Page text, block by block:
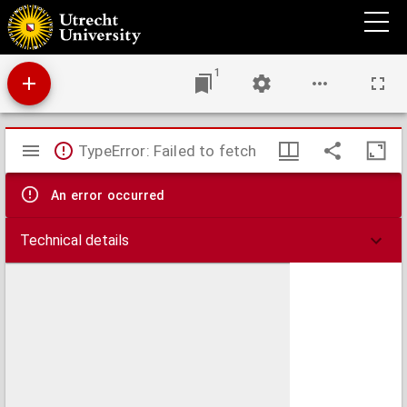
Caart van het Pannerdense Canaal, versanden mond der Needer Rhijn, met het boven
en beneeden Spijck : gecopieert uijt de beste kaerten mijn bekent, waarop is te zien, de
veranderde loop der boven en beneeden Rhijn, en Waal, omtrent Schenken Schans en
Herwen ...
1
Mirador
viewer
TypeError: Failed to fetch
An error occurred
Technical details